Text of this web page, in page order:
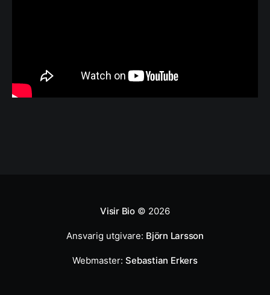
Visir Bio© 2026
Ansvarig utgivare: Björn Larsson
Webmaster:Sebastian Erkers